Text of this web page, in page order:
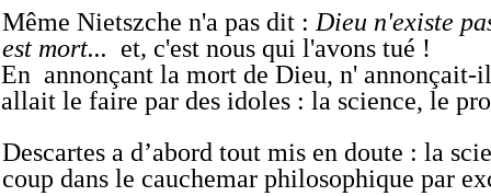
Descartes a d’abord tout mis en doute : la
coup dans le cauchemar philosophique par
Même Nietszche n'a pas dit :Dieu n'existe
est mort... et, c'est nous qui l'avons tué !
En annonçant la mort de Dieu, n' annonçait-
allait le faire par des idoles : la science, le